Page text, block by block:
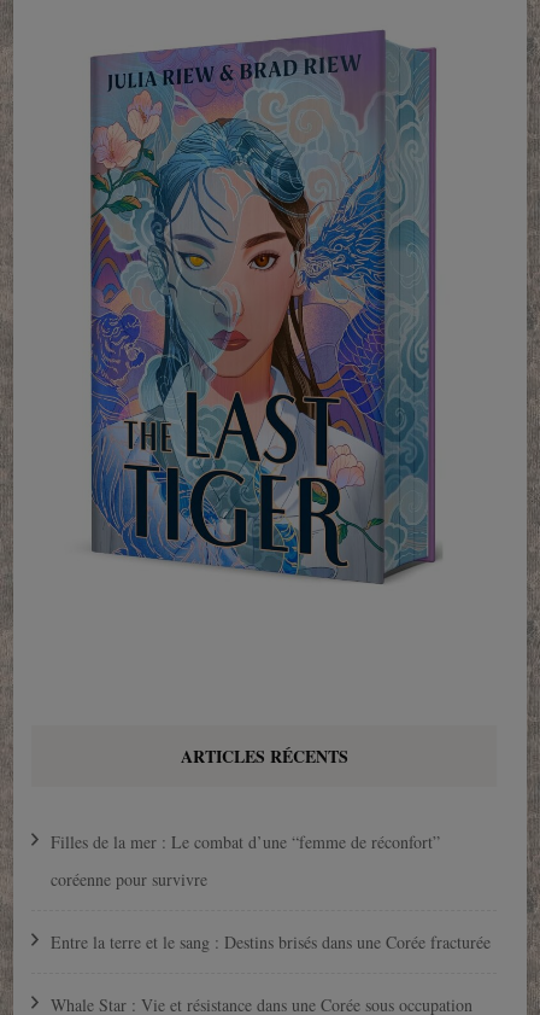
ARTICLES RÉCENTS
Filles de la mer : Le combat d’une “femme de réconfort”
coréenne pour survivre
Entre la terre et le sang : Destins brisés dans une Corée fracturée
Whale Star : Vie et résistance dans une Corée sous occupation